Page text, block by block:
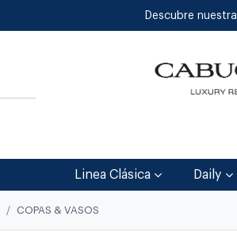
Descubre
Linea Clásica Daily
COPAS & VASOS